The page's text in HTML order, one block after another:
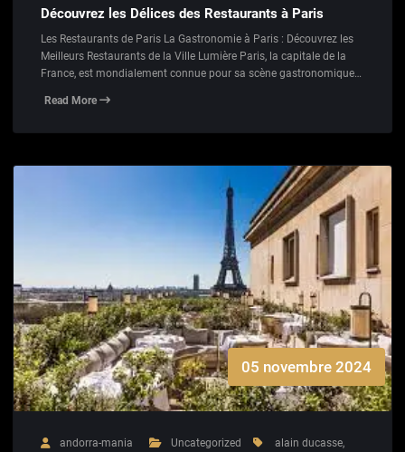
Découvrez les Délices des Restaurants à Paris
Les Restaurants de Paris La Gastronomie à Paris : Découvrez les
Meilleurs Restaurants de la Ville Lumière Paris, la capitale de la
France, est mondialement connue pour sa scène gastronomique…
Read More
05 novembre 2024
andorra-mania Uncategorized alain ducasse,